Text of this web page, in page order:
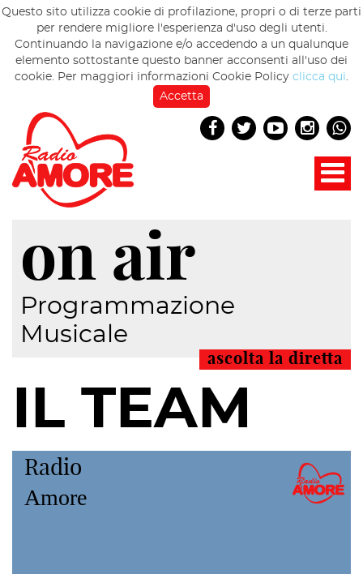
Questo sito utilizza cookie di profilazione, propri o di terze parti
per rendere migliore l'esperienza d'uso degli utenti.
Continuando la navigazione e/o accedendo a un qualunque
elemento sottostante questo banner acconsenti all'uso dei
cookie. Per maggiori informazioni Cookie Policy clicca qui.
Accetta
on air
Programmazione
Musicale
ascolta la diretta
IL TEAM
Radio
Amore